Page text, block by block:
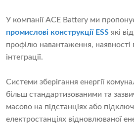
У компанії ACE Battery ми
промислові конструкції ESS які
профілю навантаження,
інтеграції.
Системи зберігання енергії
більш стандартизованими та
масово на підстанціях або
електростанціях відновлюваної